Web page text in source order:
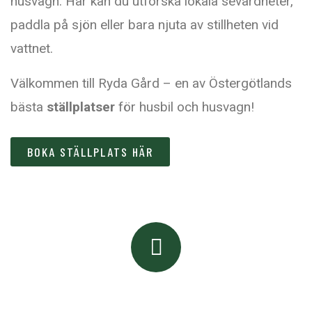
paddla på sjön eller bara njuta av stillheten vid
vattnet.
Välkommen till Ryda Gård – en av Östergötlands
bästa ställplatser för husbil och husvagn!
BOKA STÄLLPLATS HÄR